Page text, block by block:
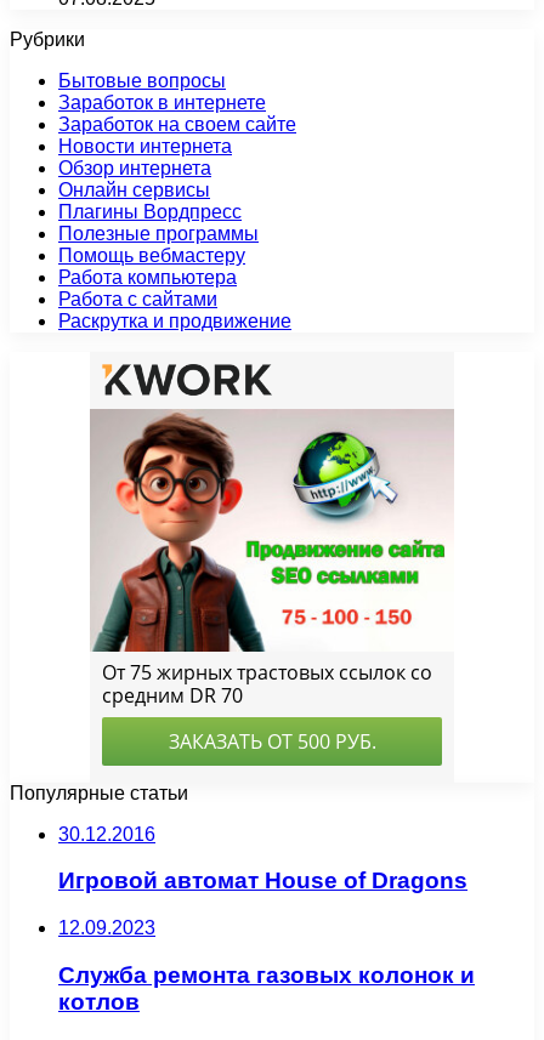
Рубрики
Бытовые вопросы
Заработок в интернете
Заработок на своем сайте
Новости интернета
Обзор интернета
Онлайн сервисы
Плагины Вордпресс
Полезные программы
Помощь вебмастеру
Работа компьютера
Работа с сайтами
Раскрутка и продвижение
Популярные статьи
30.12.2016
Игровой автомат House of Dragons
12.09.2023
Служба ремонта газовых колонок и
котлов